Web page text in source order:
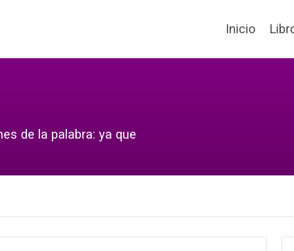
Inicio
de la palabra: ya que